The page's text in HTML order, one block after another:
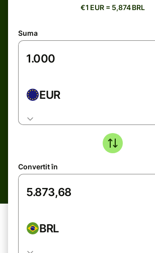
€1 EUR = 5,874 BRL
Suma
EUR
Convertit în
BRL